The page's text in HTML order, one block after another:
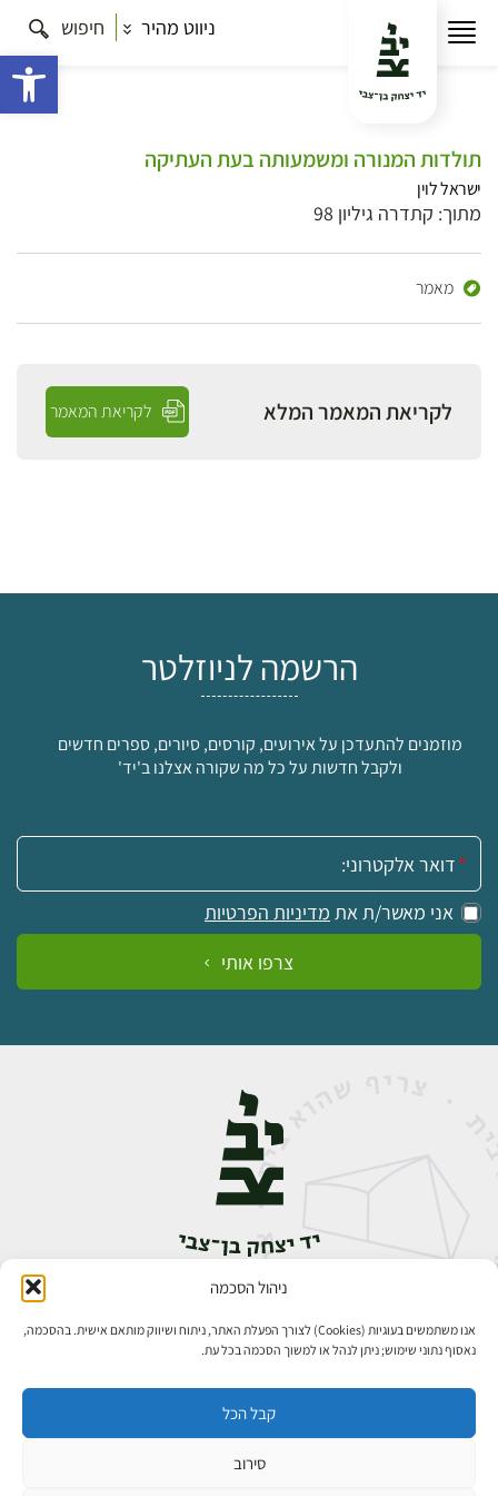
ניהול הסכמה
אנו משתמשים בעוגיות (Cookies) לצורך הפעלת האתר, ניתוח ושיווק מותאם אישית. בהסכמה,
נאסוף נתוני שימוש; ניתן לנהל או למשוך הסכמה בכל עת.
קבל הכל
סירוב
ניווט מהיר חיפוש
תולדות המנורה ומשמעותה בעת העתיקה
ישראל לוין
מתוך: קתדרה גיליון 98
מאמר
לקריאת המאמר המלא לקריאת המאמר
הרשמה לניוזלטר
מוזמנים להתעדכן על אירועים, קורסים, סיורים, ספרים חדשים
ולקבל חדשות על כל מה שקורה אצלנו ב'יד'
אימייל:
אני מאשר/ת את מדיניות הפרטיות
צרפו אותי
אבן גבירול 14, רחביה, ירושלים